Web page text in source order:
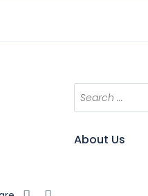
About Us